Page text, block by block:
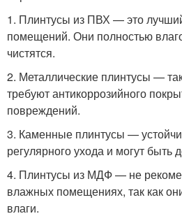
1. Плинтусы из ПВХ — это
помещений. Они полностью
чистятся.
2. Металлические плинтусы —
требуют антикоррозийного
повреждений.
3. Каменные плинтусы —
регулярного ухода и могут быть
4. Плинтусы из МДФ — не
влажных помещениях, так как
влаги.